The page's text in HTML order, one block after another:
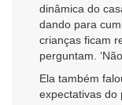
dinâmica do
dando para
crianças ficam
perguntam.
Ela também
expectativas do